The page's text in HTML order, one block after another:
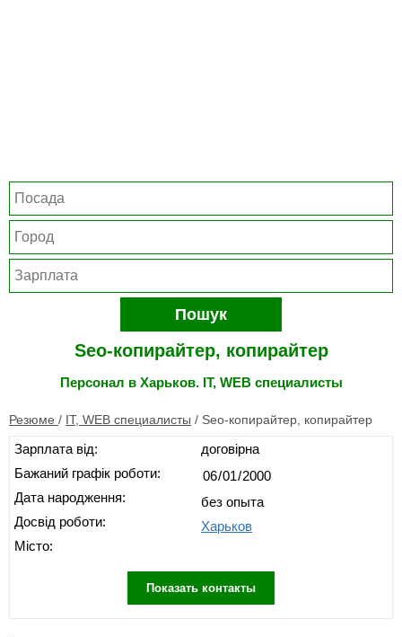
Пошук
Seo-копирайтер, копирайтер
Персонал в Харьков. IT, WEB специалисты
Резюме / IT, WEB специалисты / Seo-копирайтер, копирайтер
Зарплата від:
Бажаний графік роботи:
Дата народження:
Досвід роботи:
Місто:
договірна
без опыта
Харьков
Показать контакты